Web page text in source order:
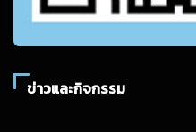
ข่าวและกิจกรรม